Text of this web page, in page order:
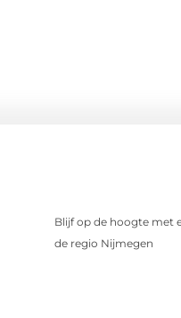
Blijf op de hoogte met
de regio Nijmegen